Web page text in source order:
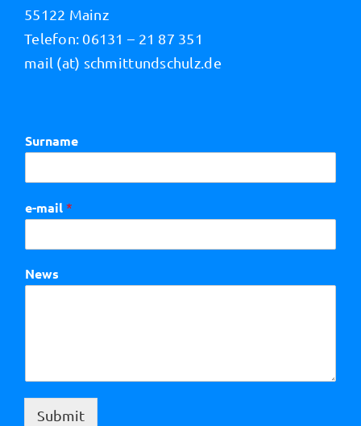
55122 Mainz
Telefon: 06131 – 21 87 351
mail (at) schmittundschulz.de
Surname
e-mail *
News
Submit